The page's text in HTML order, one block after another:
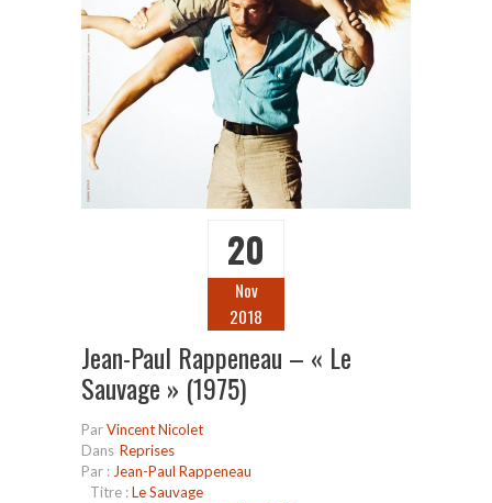
20
Nov
2018
Jean-Paul Rappeneau – « Le
Sauvage » (1975)
ParVincent Nicolet
Dans Reprises
Par : Jean-Paul Rappeneau
Titre :Le Sauvage